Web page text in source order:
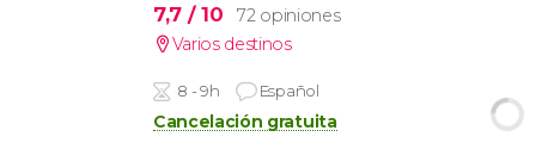
7,7 / 10
72 opiniones
Varios destinos
8 - 9h Español
Cancelación gratuita